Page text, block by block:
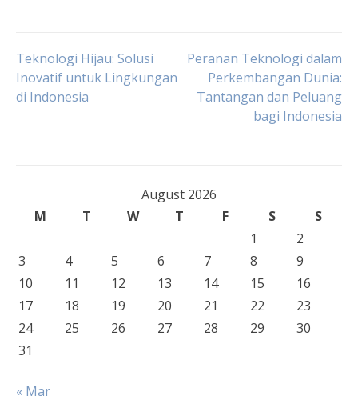
Post
navigation
Teknologi Hijau: Solusi
Inovatif untuk Lingkungan
di Indonesia
Peranan Teknologi dalam
Perkembangan Dunia:
Tantangan dan Peluang
bagi Indonesia
August 2026
M
T W T F S
S
1
2
3
4 5 6 7 8
9
10
11 12 13 14 15
16
17
18 19 20 21 22
23
24
25 26 27 28 29
30
31
« Mar